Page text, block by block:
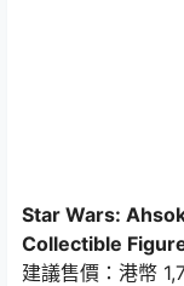
Star Wars:
Collectible
建議售價：港幣